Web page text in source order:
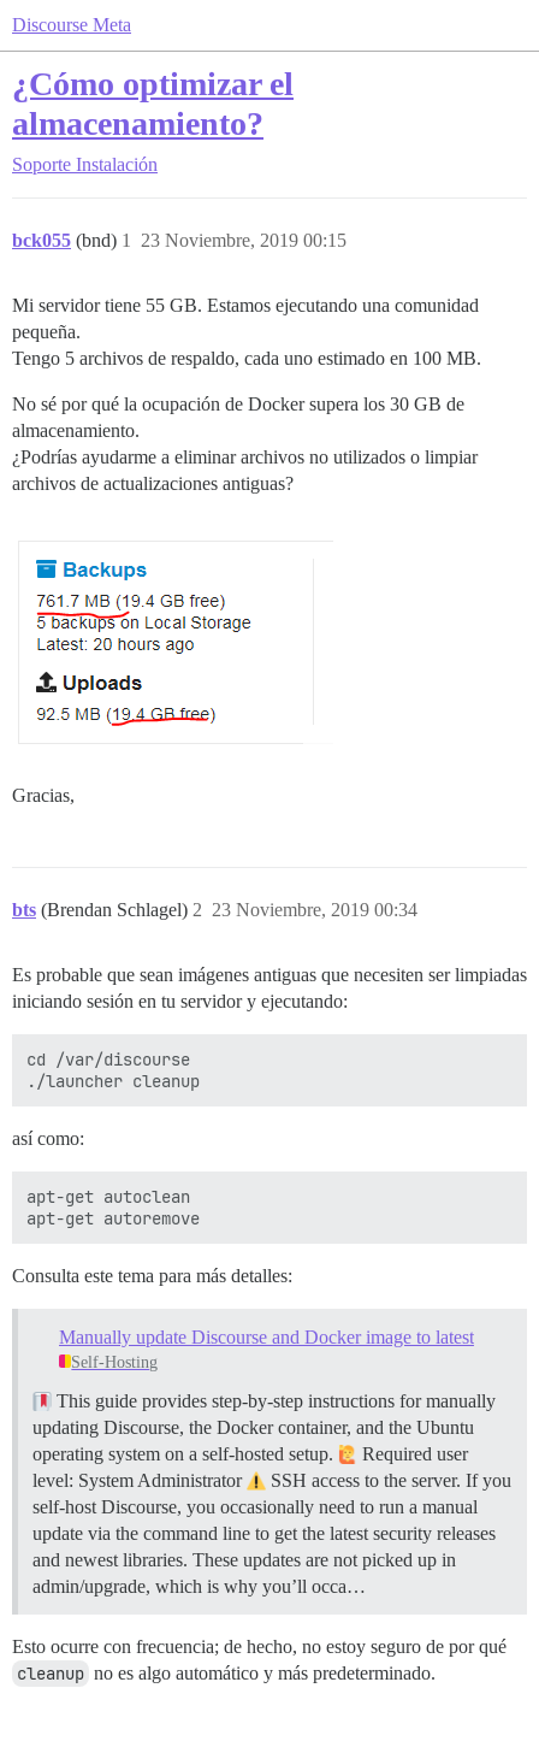
Discourse Meta
¿Cómo optimizar el
almacenamiento?
Soporte Instalación
bck055 (bnd) 23 Noviembre, 2019 00:15
1
Mi servidor tiene 55 GB. Estamos ejecutando una comunidad
pequeña.
Tengo 5 archivos de respaldo, cada uno estimado en 100 MB.
No sé por qué la ocupación de Docker supera los 30 GB de
almacenamiento.
¿Podrías ayudarme a eliminar archivos no utilizados o limpiar
archivos de actualizaciones antiguas?
Gracias,
bts (Brendan Schlagel) 23 Noviembre, 2019 00:34
2
Es probable que sean imágenes antiguas que necesiten ser limpiadas
iniciando sesión en tu servidor y ejecutando:
cd /var/discourse
así como:
apt-get autoclean
Consulta este tema para más detalles:
Manually update Discourse and Docker image to latest
Self-Hosting
This guide provides step-by-step instructions for manually
updating Discourse, the Docker container, and the Ubuntu
operating system on a self-hosted setup.
Required user
level: System Administrator
SSH access to the server. If you
self-host Discourse, you occasionally need to run a manual
update via the command line to get the latest security releases
and newest libraries. These updates are not picked up in
admin/upgrade, which is why you’ll occa…
Esto ocurre con frecuencia; de hecho, no estoy seguro de por qué
cleanup no es algo automático y más predeterminado.